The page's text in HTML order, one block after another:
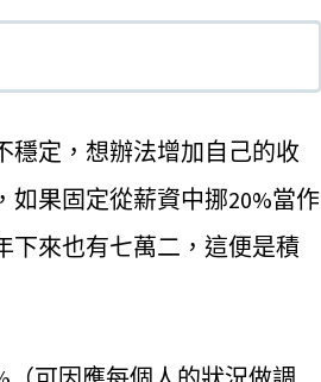
穩定，想辦法增加自己的收
如果固定從薪資中挪20%當作
下來也有七萬二，這便是積